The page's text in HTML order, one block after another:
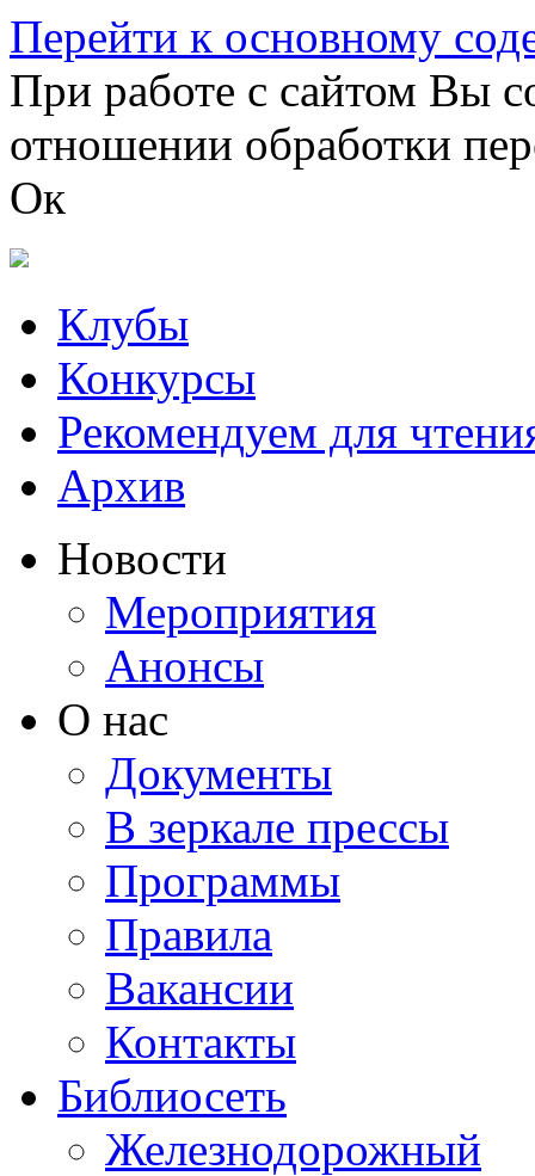
Перейти к основному
При работе с сайтом Вы
отношении обработки
Ок
Клубы
Конкурсы
Рекомендуем для
Архив
Новости
Мероприятия
Анонсы
О нас
Документы
В зеркале прессы
Программы
Правила
Вакансии
Контакты
Библиосеть
Железнодорожный